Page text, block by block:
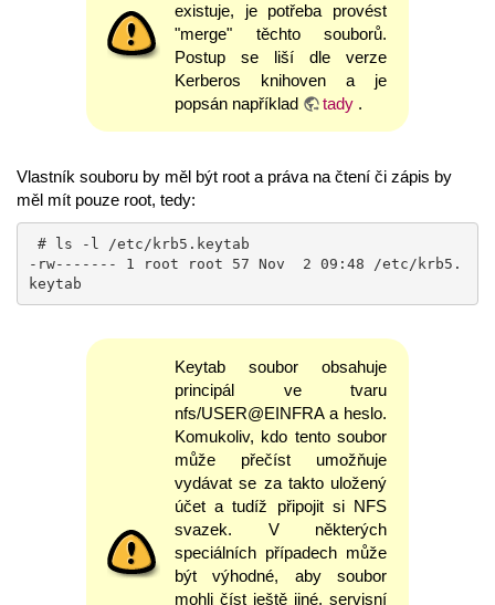
existuje, je potřeba provést
"merge" těchto souborů.
Postup se liší dle verze
Kerberos knihoven a je
popsán například
tady.
Vlastník souboru by měl být root a práva na čtení či zápis by
měl mít pouze root, tedy:
-rw------- 1 root root 57 Nov  2 09:48 /etc/krb5.
keytab
Keytab soubor obsahuje
principál ve tvaru
nfs/USER@EINFRA a heslo.
Komukoliv, kdo tento soubor
může přečíst umožňuje
vydávat se za takto uložený
účet a tudíž připojit si NFS
svazek. V některých
speciálních případech může
být výhodné, aby soubor
mohli číst ještě jiné, servisní